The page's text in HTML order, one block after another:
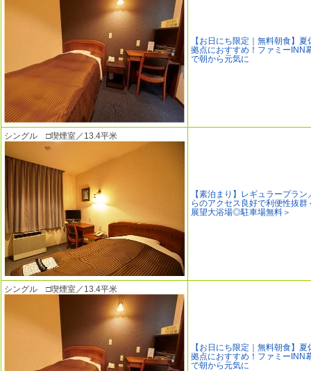
【お日にち限定｜無料朝食】
拠点におすすめ！ファミーINN
で朝から元気に
シングル □喫煙室／13.4平米
【素泊まり】レギュラープラ
らのアクセス良好で利便性抜群
展望大浴場◎駐車場無料＞
シングル □喫煙室／13.4平米
【お日にち限定｜無料朝食】
拠点におすすめ！ファミーINN
で朝から元気に